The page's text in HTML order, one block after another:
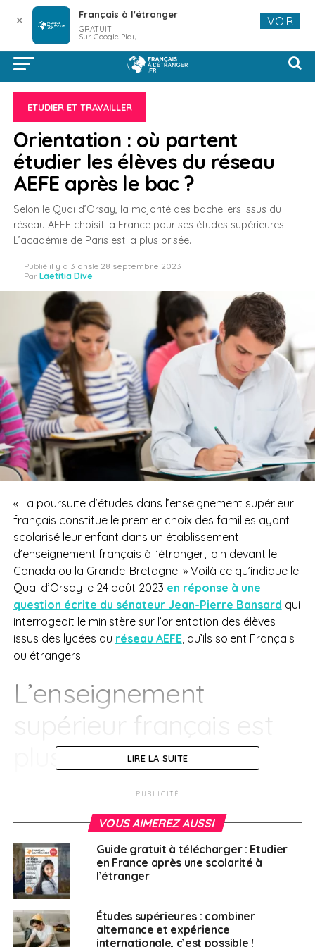
ETUDIER ET TRAVAILLER
Orientation : où partent
étudier les élèves du réseau
AEFE après le bac ?
Selon le Quai d’Orsay, la majorité des bacheliers issus du
réseau AEFE choisit la France pour ses études supérieures.
L’académie de Paris est la plus prisée.
Publié il y a 3 ansle 28 septembre 2023
Par Laetitia Dive
« La poursuite d’études dans l’enseignement supérieur
français constitue le premier choix des familles ayant
scolarisé leur enfant dans un établissement
d’enseignement français à l’étranger, loin devant le
Canada ou la Grande-Bretagne. » Voilà ce qu’indique le
Quai d’Orsay le 24 août 2023 en réponse à une
question écrite du sénateur Jean-Pierre Bansard qui
interrogeait le ministère sur l’orientation des élèves
issus des lycées du réseau AEFE, qu’ils soient Français
ou étrangers.
L’enseignement
supérieur français est
plus attractif
Le MEAE rappelle d’abord que les élèves des lycées
dans l’enseignement supérieur français Parcoursup, au
l’Hexagone. « Sur les 19 535 bacheliers du réseau [AEFE]
en 2022, 10 415 élèves (…) ont accepté une admission
dans l’enseignement supérieur français, contre 10 000
l’année précédente. »
Il précise ensuite qu’entre 2021 et 2022 « le taux global
LIRE LA SUITE
PUBLICITÉ
VOUS AIMEREZ AUSSI
Guide gratuit à télécharger : Etudier
en France après une scolarité à
l’étranger
Études supérieures : combiner
alternance et expérience
internationale, c’est possible !
✕ Français à l'étranger
GRATUIT
Sur Google Play
VOIR